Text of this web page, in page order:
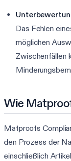
Das Fehlen
möglichen
Zwischenfällen
Wie
Matproofs
den Prozess der
einschließlich